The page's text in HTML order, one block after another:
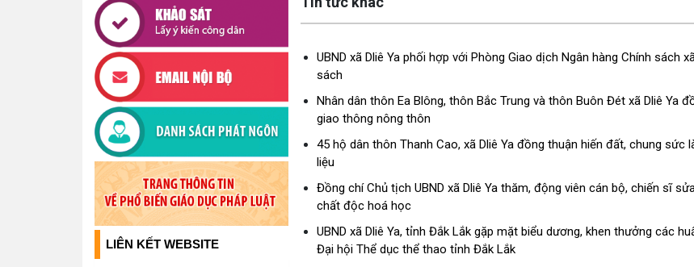
LIÊN KẾT WEBSITE
UBND xã Dliê Ya phối hợp với Phòng Giao dịch Ngân hàng Chính
sách
Nhân dân thôn Ea Blông, thôn Bắc Trung và thôn Buôn Đét xã Dliê Ya
giao thông nông thôn
45 hộ dân thôn Thanh Cao, xã Dliê Ya đồng thuận hiến đất, chung
liệu
Đồng chí Chủ tịch UBND xã Dliê Ya thăm, động viên cán bộ, chiến sĩ
chất độc hoá học
UBND xã Dliê Ya, tỉnh Đắk Lắk gặp mặt biểu dương, khen thưởng các
Đại hội Thể dục thể thao tỉnh Đắk Lắk